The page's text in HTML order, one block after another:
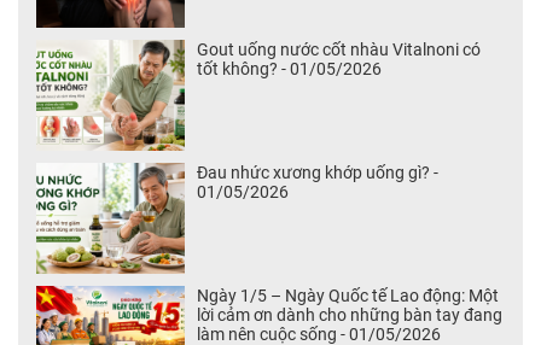
Gout uống nước cốt nhàu Vitalnoni có
tốt không? - 01/05/2026
Đau nhức xương khớp uống gì? -
01/05/2026
Ngày 1/5 – Ngày Quốc tế Lao động: Một
lời cảm ơn dành cho những bàn tay đang
làm nên cuộc sống - 01/05/2026